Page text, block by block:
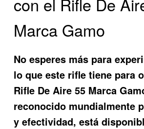
con el Rifle De
Marca Gamo
No esperes más para
lo que este rifle tiene para
Rifle De Aire 55 Marca
reconocido mundialmente
y efectividad, está